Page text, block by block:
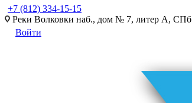
+7 (812) 334-15-15
Реки Волковки наб., дом № 7, литер А, СПб
Войти